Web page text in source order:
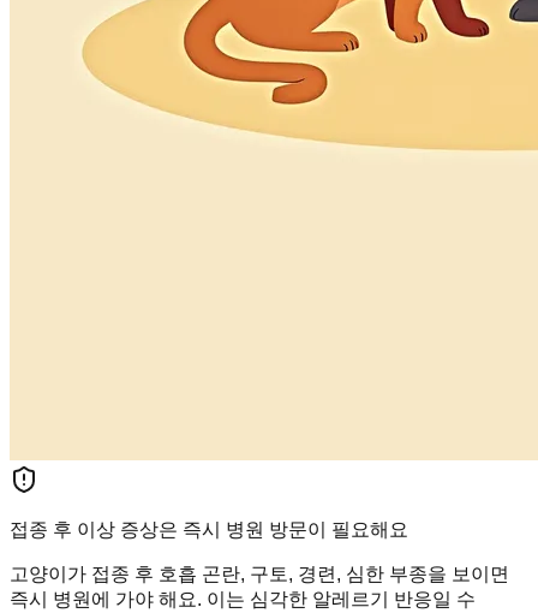
접종 후 이상 증상은 즉시 병원 방문이 필요해요
고양이가 접종 후 호흡 곤란, 구토, 경련, 심한 부종을 보이면
즉시 병원에 가야 해요. 이는 심각한 알레르기 반응일 수